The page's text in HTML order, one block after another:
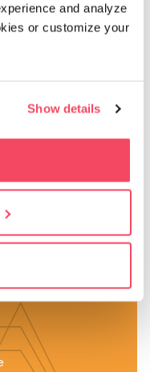
and analyze
or customize your
Show details
che
a vuoto.